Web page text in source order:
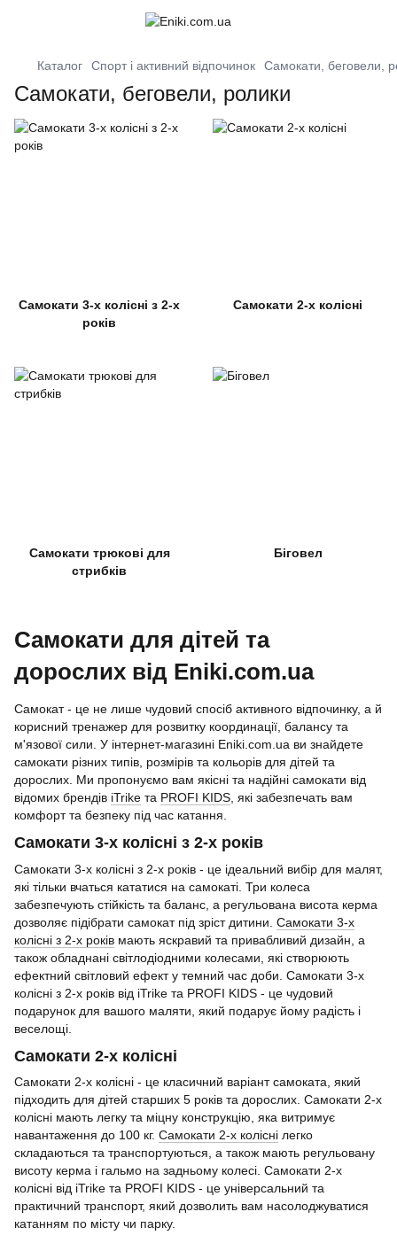
Каталог Спорт і активний відпочинок Самокати, беговели,
Самокати, беговели, ролики
Самокати для дітей та
дорослих від Eniki.com.ua
Самокат - це не лише чудовий спосіб активного відпочинку, а й
корисний тренажер для розвитку координації, балансу та
м'язової сили. У інтернет-магазині Eniki.com.ua ви знайдете
самокати різних типів, розмірів та кольорів для дітей та
дорослих. Ми пропонуємо вам якісні та надійні самокати від
відомих брендів iTrike та PROFI KIDS , які забезпечать вам
комфорт та безпеку під час катання.
Самокати 3-х колісні з 2-х років
Самокати 3-х колісні з 2-х років - це ідеальний вибір для малят,
які тільки вчаться кататися на самокаті. Три колеса
забезпечують стійкість та баланс, а регульована висота керма
дозволяє підібрати самокат під зріст дитини. Самокати 3-х
колісні з 2-х років мають яскравий та привабливий дизайн, а
також обладнані світлодіодними колесами, які створюють
ефектний світловий ефект у темний час доби. Самокати 3-х
колісні з 2-х років від iTrike та PROFI KIDS - це чудовий
подарунок для вашого маляти, який подарує йому радість і
веселощі.
Самокати 2-х колісні
Самокати 2-х колісні - це класичний варіант самоката, який
підходить для дітей старших 5 років та дорослих. Самокати 2-х
колісні мають легку та міцну конструкцію, яка витримує
навантаження до 100 кг. Самокати 2-х колісні легко
складаються та транспортуються, а також мають регульовану
висоту керма і гальмо на задньому колесі. Самокати 2-х
колісні від iTrike та PROFI KIDS - це універсальний та
практичний транспорт, який дозволить вам насолоджуватися
катанням по місту чи парку.
Самокати 3-х колісні з 2-х
років
Самокати 2-х колісні
Самокати трюкові для
стрибків
Біговел